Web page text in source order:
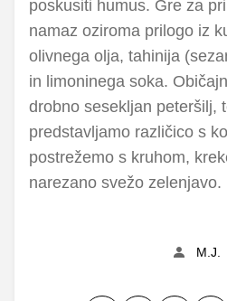
poskusiti humus. Gre za
namaz oziroma prilogo iz
olivnega olja, tahinija
in limoninega soka.
drobno sesekljan peteršilj,
predstavljamo različico s
postrežemo s kruhom,
narezano svežo zelenjavo.
M.J.